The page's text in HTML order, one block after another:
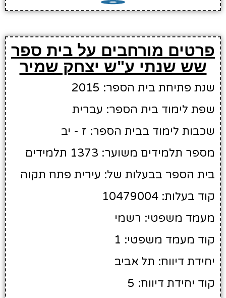
פרטים מורחבים על בית ספר
שש שנתי ע"ש יצחק שמיר
שנת פתיחת בית הספר: 2015
שפת לימוד בית הספר: עברית
שכבות לימוד בבית הספר: ז - יב
מספר תלמידים משוער: 1373 תלמידים
בית הספר בבעלות של: עירית פתח תקוה
קוד בעלות: 10479004
מעמד משפטי: רשמי
קוד מעמד משפטי: 1
יחידת דיווח: תל אביב
קוד יחידת דיווח: 5